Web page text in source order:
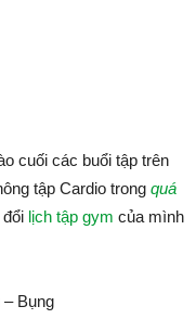
cuối các buổi tập trên
tập Cardio trong quá
lịch tập gym của mình
Bụng